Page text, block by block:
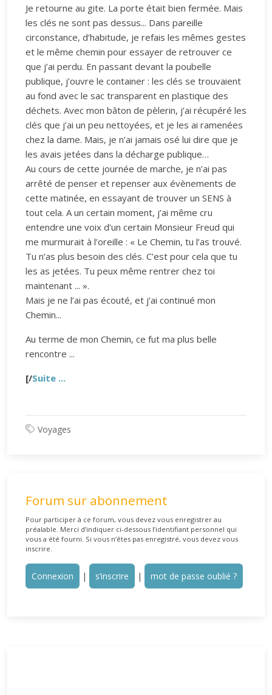
Je retourne au gite. La porte était bien fermée. Mais
les clés ne sont pas dessus... Dans pareille
circonstance, d’habitude, je refais les mêmes gestes
et le même chemin pour essayer de retrouver ce
que j’ai perdu. En passant devant la poubelle
publique, j’ouvre le container : les clés se trouvaient
au fond avec le sac transparent en plastique des
déchets. Avec mon bâton de pèlerin, j’ai récupéré les
clés que j’ai un peu nettoyées, et je les ai ramenées
chez la dame. Mais, je n’ai jamais osé lui dire que je
les avais jetées dans la décharge publique…
Au cours de cette journée de marche, je n’ai pas
arrêté de penser et repenser aux évènements de
cette matinée, en essayant de trouver un SENS à
tout cela. A un certain moment, j’ai même cru
entendre une voix d’un certain Monsieur Freud qui
me murmurait à l’oreille : « Le Chemin, tu l’as trouvé.
Tu n’as plus besoin des clés. C’est pour cela que tu
les as jetées. Tu peux même rentrer chez toi
maintenant ... ».
Mais je ne l’ai pas écouté, et j’ai continué mon
Chemin...
Au terme de mon Chemin, ce fut ma plus belle
rencontre ...
[/Suite ...
Voyages
Forum sur abonnement
Pour participer à ce forum, vous devez vous enregistrer au
préalable. Merci d’indiquer ci-dessous l’identifiant personnel qui
vous a été fourni. Si vous n’êtes pas enregistré, vous devez vous
inscrire.
Connexion | s’inscrire | mot de passe oublié ?